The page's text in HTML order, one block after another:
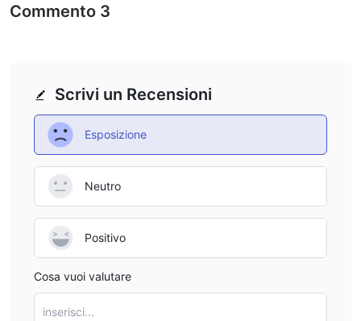
Scrivi un Recensioni
Esposizione
Neutro
Positivo
Cosa vuoi valutare
inserisci...
Commento 3